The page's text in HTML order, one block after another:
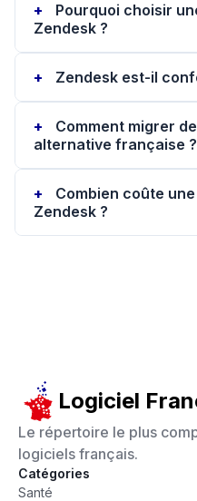
Pourquoi choisir
Zendesk ?
Zendesk est-il
Comment migrer
alternative française ?
Combien coûte
Zendesk ?
Logiciel
Le répertoire le plus
logiciels français.
Catégories
Santé